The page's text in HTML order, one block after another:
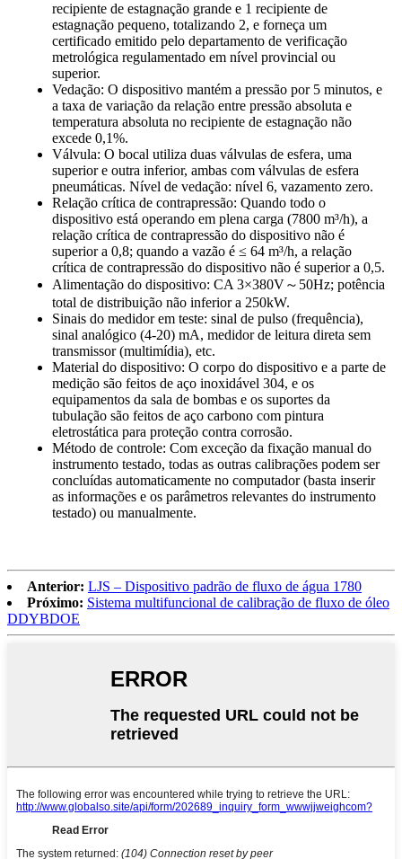
recipiente de estagnação grande e 1 recipiente de
estagnação pequeno, totalizando 2, e forneça um
certificado emitido pelo departamento de verificação
metrológica regulamentado em nível provincial ou
superior.
Vedação: O dispositivo mantém a pressão por 5 minutos, e
a taxa de variação da relação entre pressão absoluta e
temperatura absoluta no recipiente de estagnação não
excede 0,1%.
Válvula: O bocal utiliza duas válvulas de esfera, uma
superior e outra inferior, ambas com válvulas de esfera
pneumáticas. Nível de vedação: nível 6, vazamento zero.
Relação crítica de contrapressão: Quando todo o
dispositivo está operando em plena carga (7800 m³/h), a
relação crítica de contrapressão do dispositivo não é
superior a 0,8; quando a vazão é ≤ 64 m³/h, a relação
crítica de contrapressão do dispositivo não é superior a 0,5.
Alimentação do dispositivo: CA 3×380V～50Hz; potência
total de distribuição não inferior a 250kW.
Sinais do medidor em teste: sinal de pulso (frequência),
sinal analógico (4-20) mA, medidor de leitura direta sem
transmissor (multimídia), etc.
Material do dispositivo: O corpo do dispositivo e a parte de
medição são feitos de aço inoxidável 304, e os
equipamentos da sala de bombas e os suportes da
tubulação são feitos de aço carbono com pintura
eletrostática para proteção contra corrosão.
Método de controle: Com exceção da fixação manual do
instrumento testado, todas as outras calibrações podem ser
concluídas automaticamente no computador (basta inserir
as informações e os parâmetros relevantes do instrumento
testado) ou manualmente.
Anterior: LJS – Dispositivo padrão de fluxo de água 1780
Próximo: Sistema multifuncional de calibração de fluxo de óleo
DDYBDOE